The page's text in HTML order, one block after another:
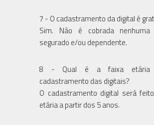
7 - O cadastramento da digital é
Sim. Não é cobrada
segurado e/ou dependente.
8 - Qual é a faixa etária
cadastramento das digitais?
O cadastramento digital será
etária a partir dos 5 anos.